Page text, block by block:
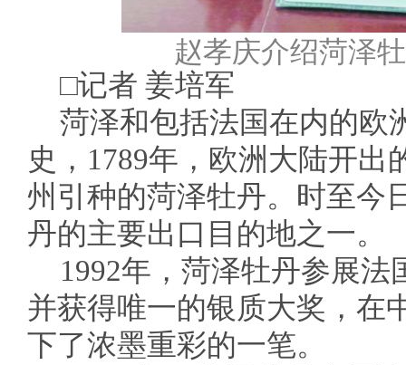
赵孝庆介绍菏泽
□记者 姜培军
菏泽和包括法国在内的欧
史，1789年，欧洲大陆开
州引种的菏泽牡丹。时至今
丹的主要出口目的地之一。
1992年，菏泽牡丹参展
并获得唯一的银质大奖，在
下了浓墨重彩的一笔。